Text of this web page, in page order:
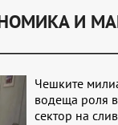
И
Чешките
водеща роля
сектор на